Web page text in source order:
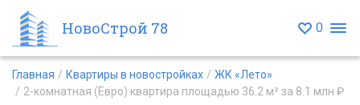
НовоСтрой 78 0
Главная Квартиры в новостройках
ЖК «Лето»
2-комнатная (Евро) квартира площадью 36.2 м² за 8.1 млн ₽